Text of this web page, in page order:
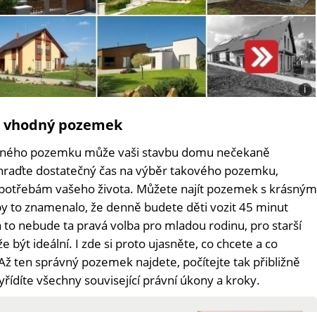
i
pozemek
pozemku může vaši stavbu domu nečekaně
dostatečný čas na výběr takového pozemku,
vašeho života. Můžete najít pozemek s krásným
to znamenalo, že denně budete děti vozit 45 minut
to nebude ta pravá volba pro mladou rodinu, pro starší
být ideální. I zde si proto ujasněte, co chcete a co
ten správný pozemek najdete, počítejte tak přibližně
všechny související právní úkony a kroky.